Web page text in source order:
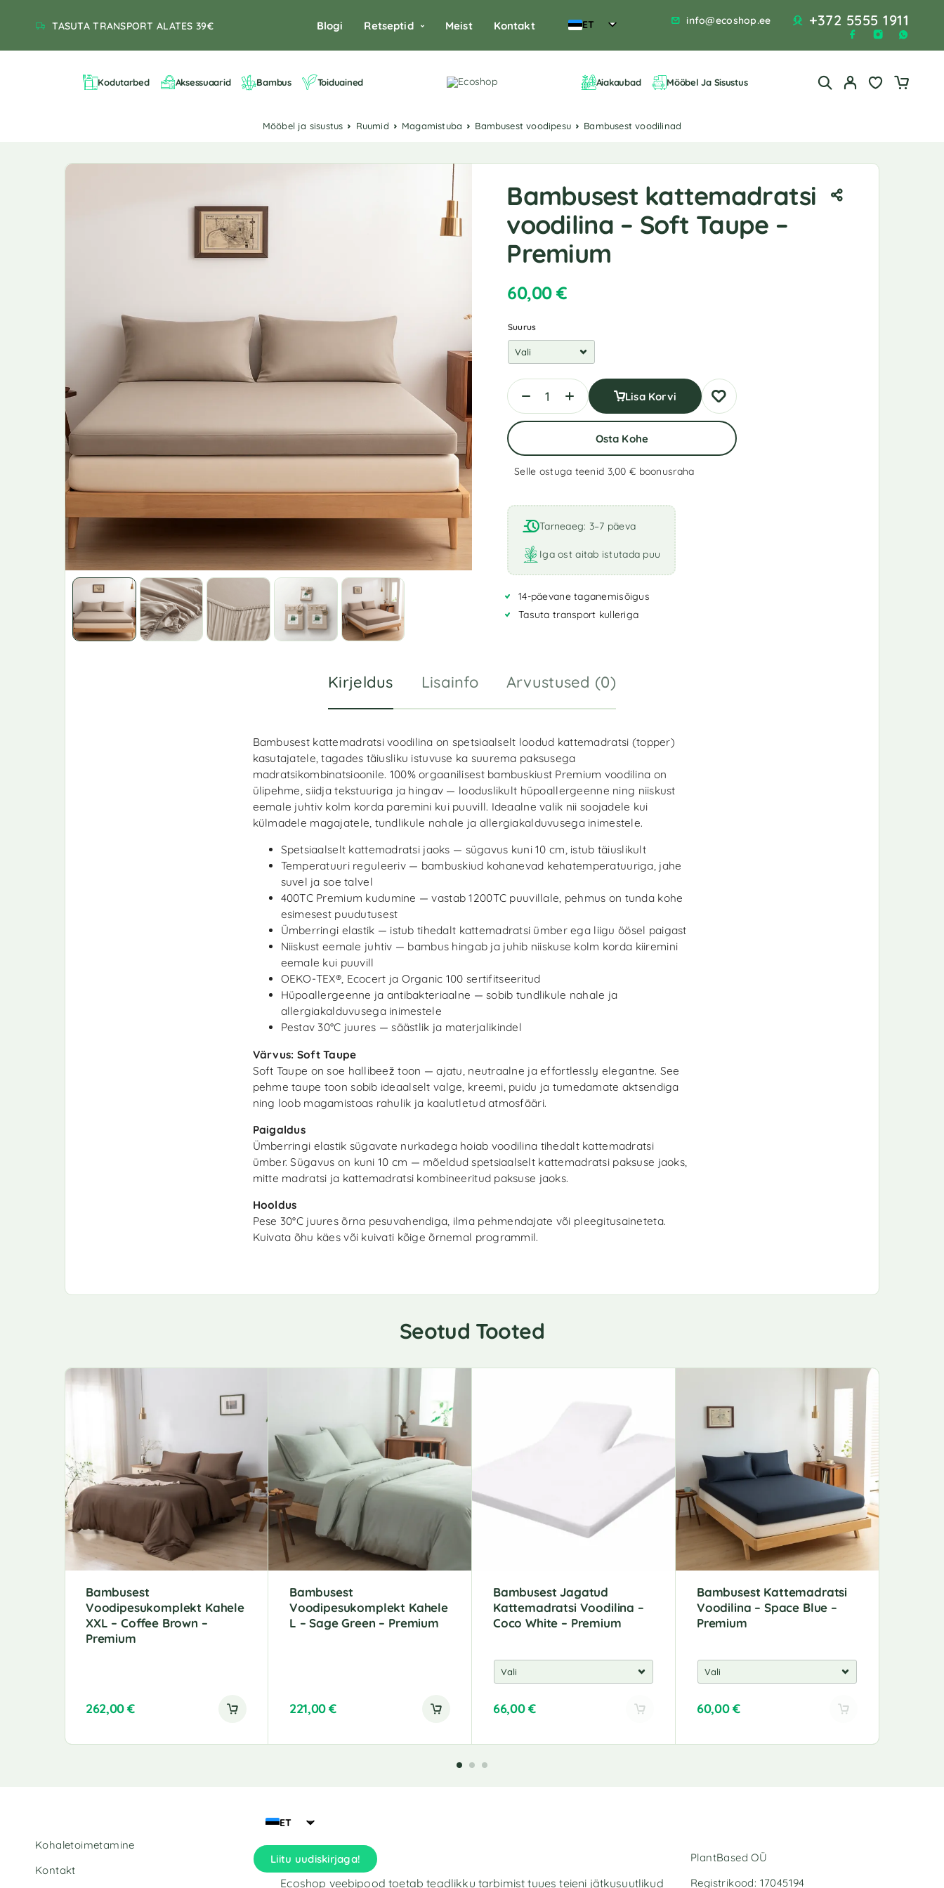
TASUTA TRANSPORT ALATES 39€ Blogi Retseptid Meist Kontakt ET info@ecoshop.ee +372 5555 1911
Kodutarbed Aksessuaarid Bambus Toiduained Aiakaubad Mööbel Ja Sisustus
Mööbel ja sisustus Ruumid Magamistuba Bambusest voodipesu Bambusest voodilinad
Bambusest kattemadratsi
voodilina – Soft Taupe –
Premium
60,00€
Suurus
Lisa Korvi
Osta Kohe
Selle ostuga teenid 3,00 € boonusraha
l
t
e
r
n
t
i
Tarneaeg: 3–7 päeva
Iga ost aitab istutada puu
14-päevane taganemisõigus
Tasuta transport kulleriga
Kirjeldus Lisainfo Arvustused (0)
Bambusest kattemadratsi voodilina on spetsiaalselt loodud kattemadratsi (topper)
kasutajatele, tagades täiusliku istuvuse ka suurema paksusega
madratsikombinatsioonile. 100% orgaanilisest bambuskiust Premium voodilina on
ülipehme, siidja tekstuuriga ja hingav — looduslikult hüpoallergeenne ning niiskust
eemale juhtiv kolm korda paremini kui puuvill. Ideaalne valik nii soojadele kui
külmadele magajatele, tundlikule nahale ja allergiakalduvusega inimestele.
Spetsiaalselt kattemadratsi jaoks — sügavus kuni 10 cm, istub täiuslikult
Temperatuuri reguleeriv — bambuskiud kohanevad kehatemperatuuriga, jahe
suvel ja soe talvel
400TC Premium kudumine — vastab 1200TC puuvillale, pehmus on tunda kohe
esimesest puudutusest
Ümberringi elastik — istub tihedalt kattemadratsi ümber ega liigu öösel paigast
Niiskust eemale juhtiv — bambus hingab ja juhib niiskuse kolm korda kiiremini
eemale kui puuvill
OEKO-TEX®, Ecocert ja Organic 100 sertifitseeritud
Hüpoallergeenne ja antibakteriaalne — sobib tundlikule nahale ja
allergiakalduvusega inimestele
Pestav 30°C juures — säästlik ja materjalikindel
Värvus: Soft Taupe
Soft Taupe on soe hallibeež toon — ajatu, neutraalne ja effortlessly elegantne. See
pehme taupe toon sobib ideaalselt valge, kreemi, puidu ja tumedamate aktsendiga
ning loob magamistoas rahulik ja kaalutletud atmosfääri.
Paigaldus
Ümberringi elastik sügavate nurkadega hoiab voodilina tihedalt kattemadratsi
ümber. Sügavus on kuni 10 cm — mõeldud spetsiaalselt kattemadratsi paksuse jaoks,
mitte madratsi ja kattemadratsi kombineeritud paksuse jaoks.
Hooldus
Pese 30°C juures õrna pesuvahendiga, ilma pehmendajate või pleegitusaineteta.
Kuivata õhu käes või kuivati kõige õrnemal programmil.
Seotud Tooted
Bambusest
Voodipesukomplekt Kahele
XXL – Coffee Brown –
Premium
262,00€
Bambusest
Voodipesukomplekt Kahele
L – Sage Green – Premium
221,00€
Bambusest Jagatud
Kattemadratsi Voodilina –
Coco White – Premium
66,00€
l
e
Bambusest Kattemadratsi
Voodilina – Space Blue –
Premium
60,00€
l
v
Kohaletoimetamine
Kontakt
ET
Liitu uudiskirjaga!
Ecoshop veebipood toetab teadlikku tarbimist tuues teieni jätkusuutlikud
PlantBased OÜ
Registrikood: 17045194